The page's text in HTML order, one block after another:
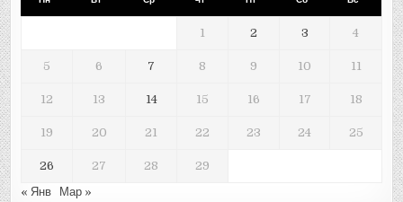
1 2 3 4
5 6 7 8 9 10 11
12 13 14 15 16 17 18
19 20 21 22 23 24 25
26 27 28
29
« Янв
Мар »